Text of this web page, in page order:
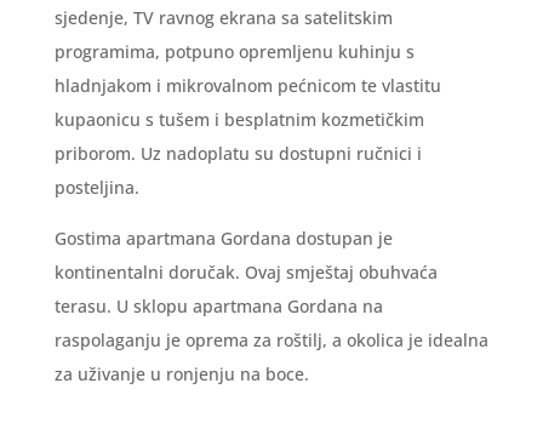
sjedenje, TV ravnog ekrana sa satelitskim
programima, potpuno opremljenu kuhinju s
hladnjakom i mikrovalnom pećnicom te vlastitu
kupaonicu s tušem i besplatnim kozmetičkim
priborom. Uz nadoplatu su dostupni ručnici i
posteljina.
Gostima apartmana Gordana dostupan je
kontinentalni doručak. Ovaj smještaj obuhvaća
terasu. U sklopu apartmana Gordana na
raspolaganju je oprema za roštilj, a okolica je idealna
za uživanje u ronjenju na boce.